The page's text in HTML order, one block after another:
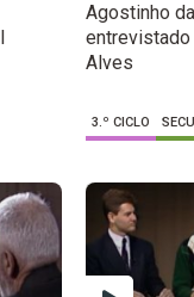
Agostinho
entrevistado
Alves
3.º CICLO